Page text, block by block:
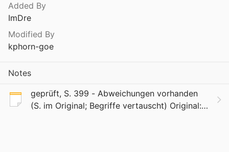
Added By
ImDre
Modified By
kphorn-goe
Notes
geprüft, S. 399 - Abweichungen vorhanden
(S. im Original; Begriffe vertauscht) Original: